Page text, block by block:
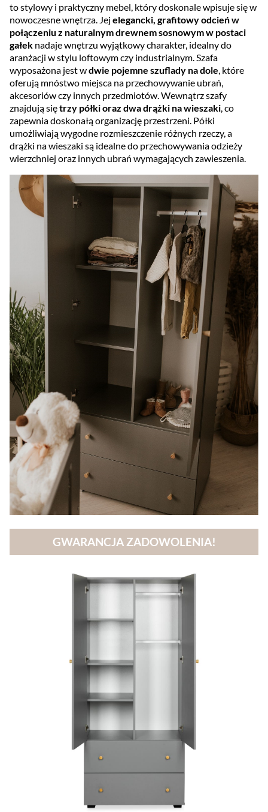
to stylowy i praktyczny mebel, który doskonale wpisuje się w
nowoczesne wnętrza. Jej elegancki, grafitowy odcień w
połączeniu z naturalnym drewnem sosnowym w postaci
gałek nadaje wnętrzu wyjątkowy charakter, idealny do
aranżacji w stylu loftowym czy industrialnym. Szafa
wyposażona jest wdwie pojemne szuflady na dole, które
oferują mnóstwo miejsca na przechowywanie ubrań,
akcesoriów czy innych przedmiotów. Wewnątrz szafy
znajdują siętrzy półki oraz dwa drążki na wieszaki, co
zapewnia doskonałą organizację przestrzeni. Półki
umożliwiają wygodne rozmieszczenie różnych rzeczy, a
drążki na wieszaki są idealne do przechowywania odzieży
wierzchniej oraz innych ubrań wymagających zawieszenia.
GWARANCJA ZADOWOLENIA!